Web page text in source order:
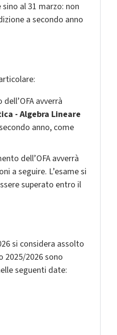
al 31 marzo: non
a secondo anno
avverrà
- Algebra Lineare
anno, come
dell’OFA avverrà
a seguire. L’esame si
superato entro il
si considera assolto
2025/2026 sono
seguenti date: